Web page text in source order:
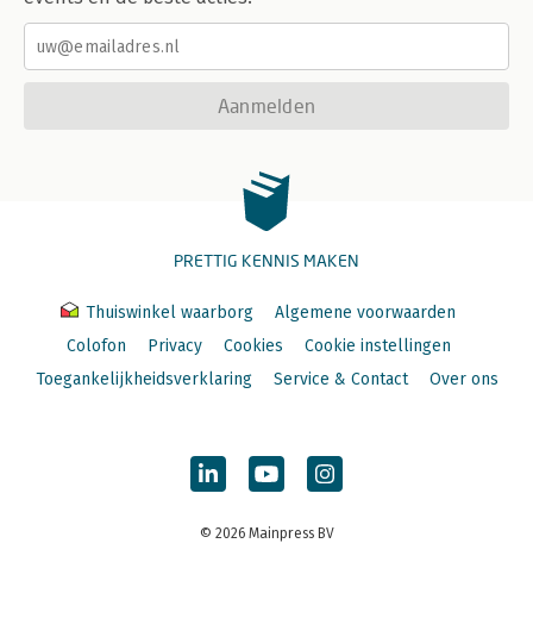
Aanmelden
PRETTIG KENNIS MAKEN
Thuiswinkel waarborg
Algemene voorwaarden
Colofon
Privacy Cookies
Cookie instellingen
Toegankelijkheidsverklaring
Service & Contact Over ons
© 2026 Mainpress BV